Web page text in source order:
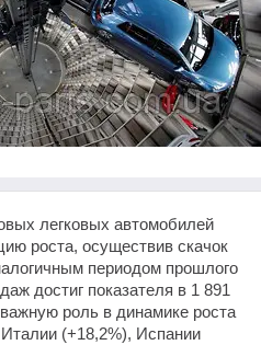
легковых автомобилей
роста, осуществив скачок
периодом прошлого
достиг показателя в 1 891
роль в динамике роста
(+18,2%), Испании